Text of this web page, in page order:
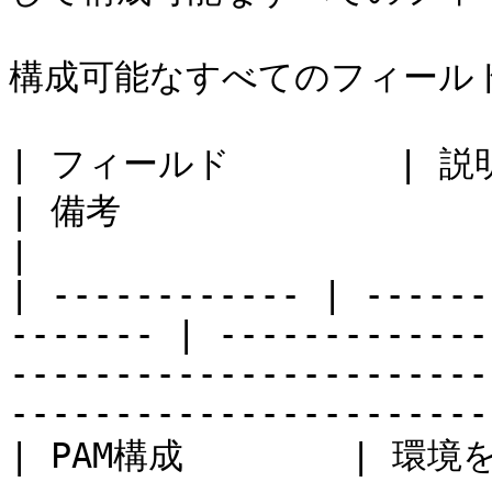
構成可能なすべてのフィール
| フィールド        | 説
| 備考
| ------------ |
------- |
| PAM構成        | 環境を